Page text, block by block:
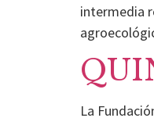
intermedia
La